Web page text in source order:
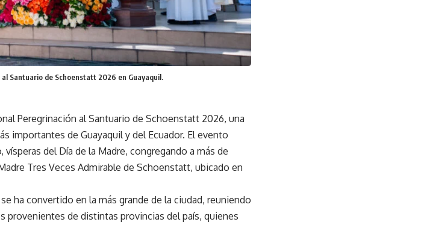
Santuario de Schoenstatt 2026 en Guayaquil.
Peregrinación al Santuario de Schoenstatt 2026, una
importantes de Guayaquil y del Ecuador. El evento
del Día de la Madre, congregando a más de
Tres Veces Admirable de Schoenstatt, ubicado en
ha convertido en la más grande de la ciudad, reuniendo
provenientes de distintas provincias del país, quienes